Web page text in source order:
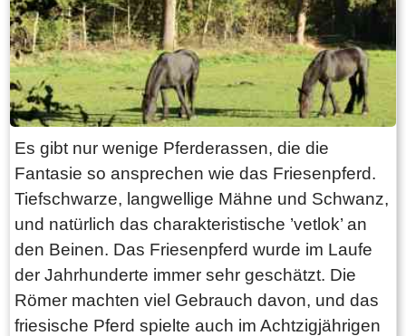
Das friesische Seengebiet ist perfekt für alle
Arten von Wassersportlern ausgestattet, es gibt
Wartungs- und Bootsverleihfirmen. Segelboote
aller Klassen, Schaluppen oder Yachten von
groß bis klein können an allen Wassersportorten
gemietet werden.
Es gibt nur wenige Pferderassen, die die
Fantasie so ansprechen wie das Friesenpferd.
Tiefschwarze, langwellige Mähne und Schwanz,
und natürlich das charakteristische ’vetlok’ an
den Beinen. Das Friesenpferd wurde im Laufe
der Jahrhunderte immer sehr geschätzt. Die
Römer machten viel Gebrauch davon, und das
friesische Pferd spielte auch im Achtzigjährigen